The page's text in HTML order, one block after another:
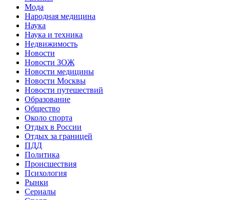
Мода
Народная медицина
Наука
Наука и техника
Недвижимость
Новости
Новости ЗОЖ
Новости медицины
Новости Москвы
Новости путешествий
Образование
Общество
Около спорта
Отдых в России
Отдых за границей
ПДД
Политика
Происшествия
Психология
Рынки
Сериалы